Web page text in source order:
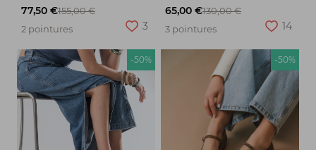
77,50 €155,00 €
2 pointures
3
65,00 €130,00 €
3 pointures
14
-50% -50%